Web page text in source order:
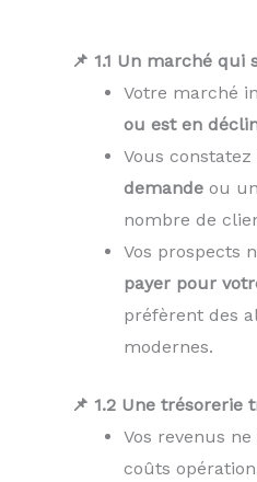
📌 1.1 Un marché qui
Votre marché
ou est en
Vous constatez
demande ou
nombre de
Vos prospects
payer pour
préfèrent des
modernes.
📌 1.2 Une trésorerie
Vos revenus
coûts